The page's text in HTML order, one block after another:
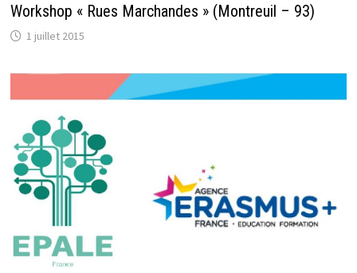
Workshop « Rues Marchandes » (Montreuil – 93)
1 juillet 2015